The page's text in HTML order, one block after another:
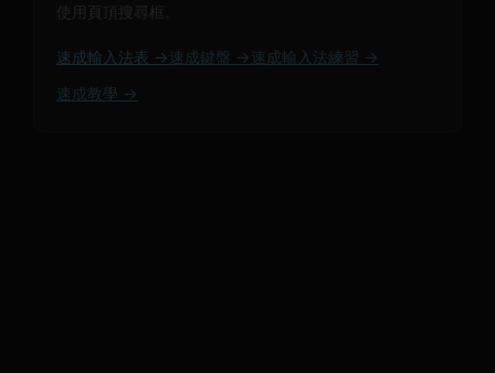
使用頁頂搜尋框。
速成輸入法表 → 速成鍵盤 → 速成輸入法練習 →
速成教學 →